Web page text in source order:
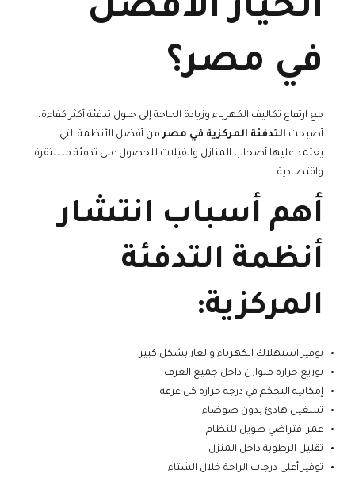
الخيار الأفضل
في مصر؟
مع ارتفاع تكاليف الكهرباء وزيادة الحاجة إلى حلول تدفئة أكثر كفاءة،
أصبحت التدفئة المركزية في مصرمن أفضل الأنظمة التي
يعتمد عليها أصحاب المنازل والفيلات للحصول على تدفئة مستقرة
واقتصادية.
أهم أسباب انتشار
أنظمة التدفئة
المركزية:
توفير استهلاك الكهرباء والغاز بشكل كبير
توزيع حرارة متوازن داخل جميع الغرف
إمكانية التحكم في درجة حرارة كل غرفة
تشغيل هادئ بدون ضوضاء
عمر افتراضي طويل للنظام
تقليل الرطوبة داخل المنزل
توفير أعلى درجات الراحة خلال الشتاء